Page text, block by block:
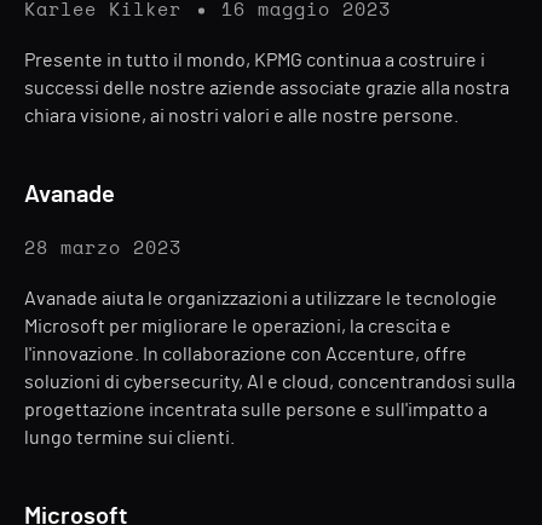
Karlee Kilker 16 maggio 2023
Presente in tutto il mondo, KPMG continua a costruire i
successi delle nostre aziende associate grazie alla nostra
chiara visione, ai nostri valori e alle nostre persone.
Avanade
28 marzo 2023
Avanade aiuta le organizzazioni a utilizzare le tecnologie
Microsoft per migliorare le operazioni, la crescita e
l'innovazione. In collaborazione con Accenture, offre
soluzioni di cybersecurity, AI e cloud, concentrandosi sulla
progettazione incentrata sulle persone e sull'impatto a
lungo termine sui clienti.
Microsoft